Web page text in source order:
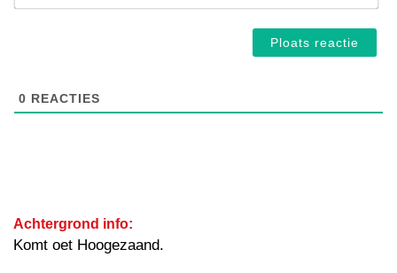
0 REACTIES
Achtergrond info:
Komt oet Hoogezaand.